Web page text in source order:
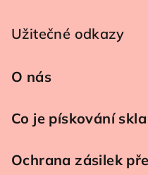
Užitečné odkazy
O nás
Co je pískování skla
Ochrana zásilek